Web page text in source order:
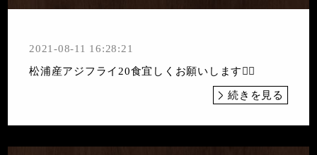
2021-08-11 16:28:21
松浦産アジフライ20食宜しくお願いします🙇‍♀️
続きを見る